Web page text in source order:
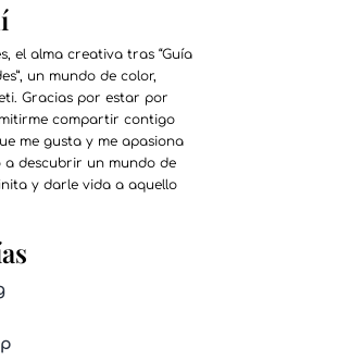
el alma creativa tras “Guía
un mundo de color,
Gracias por estar por
compartir contigo
me gusta y me apasiona
a descubrir un mundo de
y darle vida a aquello